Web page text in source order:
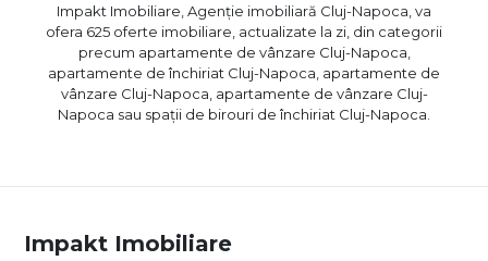
Impakt Imobiliare, Agenție imobiliară Cluj-Napoca, va
ofera 625 oferte imobiliare, actualizate la zi, din categorii
precum apartamente de vânzare Cluj-Napoca
apartamente de închiriat Cluj-Napoca apartamente de
vânzare Cluj-Napoca apartamente de vânzare Cluj-
Napoca sau spații de birouri de închiriat Cluj-Napoca
Impakt Imobiliare